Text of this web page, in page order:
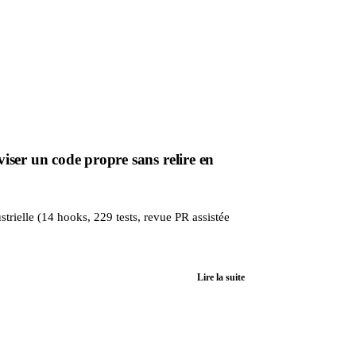
un code propre sans relire en
(14 hooks, 229 tests, revue PR assistée
Lire la suite